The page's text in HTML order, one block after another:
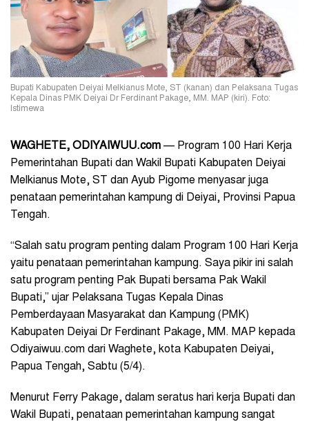
Bupati Kabupaten Deiyai Melkianus Mote, ST (kanan) dan Pelaksana Tugas
Kepala Dinas PMK Deiyai Dr Ferdinant Pakage, MM. MAP (kiri). Foto:
Istimewa
WAGHETE, ODIYAIWUU.com — Program 100 Hari Kerja
Pemerintahan Bupati dan Wakil Bupati Kabupaten Deiyai
Melkianus Mote, ST dan Ayub Pigome menyasar juga
penataan pemerintahan kampung di Deiyai, Provinsi Papua
Tengah.
“Salah satu program penting dalam Program 100 Hari Kerja
yaitu penataan pemerintahan kampung. Saya pikir ini salah
satu program penting Pak Bupati bersama Pak Wakil
Bupati,” ujar Pelaksana Tugas Kepala Dinas
Pemberdayaan Masyarakat dan Kampung (PMK)
Kabupaten Deiyai Dr Ferdinant Pakage, MM. MAP kepada
Odiyaiwuu.com dari Waghete, kota Kabupaten Deiyai,
Papua Tengah, Sabtu (5/4).
Menurut Ferry Pakage, dalam seratus hari kerja Bupati dan
Wakil Bupati, penataan pemerintahan kampung sangat